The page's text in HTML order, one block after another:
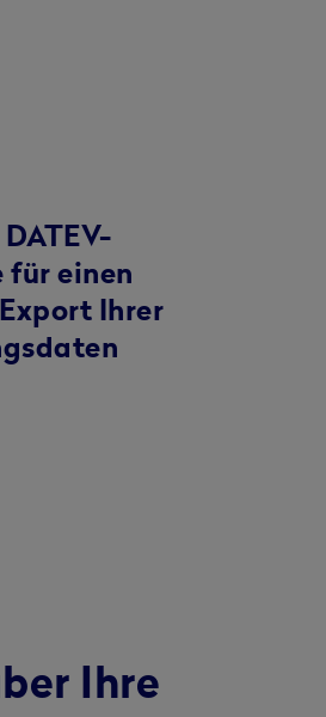
einen
Ihrer
Ihre